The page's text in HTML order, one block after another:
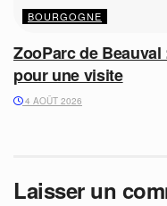
BOURGOGNE
ZooParc de
pour une visite
4 AOÛT 2026
Laisser un